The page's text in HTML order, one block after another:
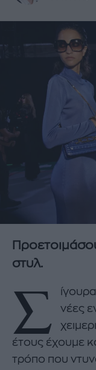
στυλ.
Σ
νέες
έτους έχουμε
τρόπο που